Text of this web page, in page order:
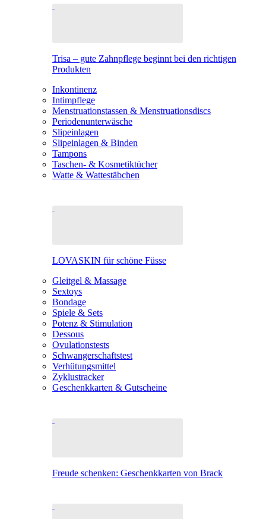
Trisa – gute Zahnpflege beginnt bei den richtigen
Produkten
Inkontinenz
Intimpflege
Menstruationstassen & Menstruationsdiscs
Periodenunterwäsche
Slipeinlagen
Slipeinlagen & Binden
Tampons
Taschen- & Kosmetiktücher
Watte & Wattestäbchen
LOVASKIN für schöne Füsse
Gleitgel & Massage
Sextoys
Bondage
Spiele & Sets
Potenz & Stimulation
Dessous
Ovulationstests
Schwangerschaftstest
Verhütungsmittel
Zyklustracker
Geschenkkarten & Gutscheine
Freude schenken: Geschenkkarten von Brack